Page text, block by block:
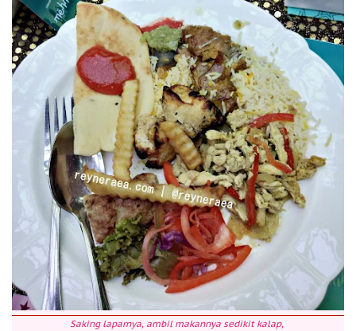
Saking laparnya, ambil makannya sedikit kalap,